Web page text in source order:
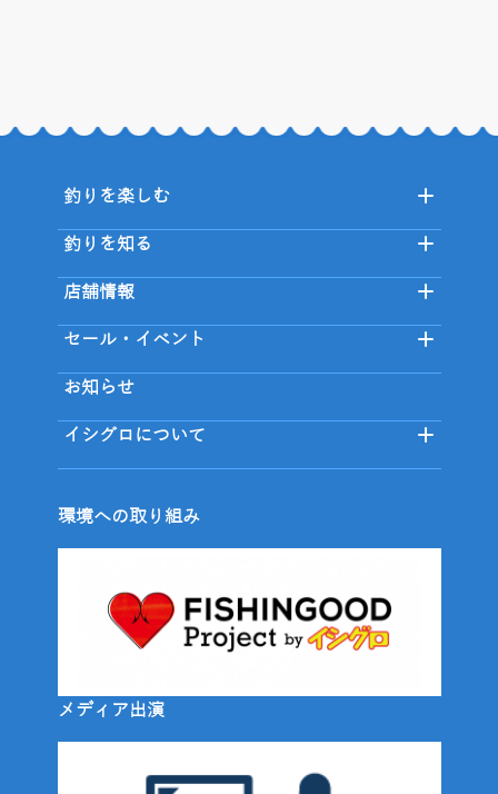
釣りを楽しむ
釣りを知る
店舗情報
セール・イベント
お知らせ
イシグロについて
環境への取り組み
メディア出演